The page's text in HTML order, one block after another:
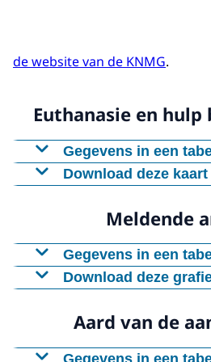
de website van de KNMG.
Euthanasie en
Gegevens in een
Overijssel,
Zuid-
Noord-
Download deze kaart
Download CSV-bestand
Meldende
Gegevens in een
Meldend arts
Huisarts
Specialist
Download deze
Download CSV-bestand
Aard van de
Gegevens in een